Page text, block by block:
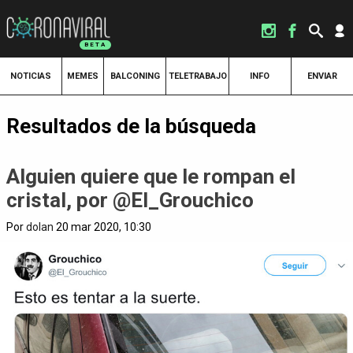
NOTICIAS MEMES BALCONING TELETRABAJO INFO ENVIAR
Resultados de la búsqueda
Alguien quiere que le rompan el
cristal, por @El_Grouchico
Pordolan 20 mar 2020, 10:30